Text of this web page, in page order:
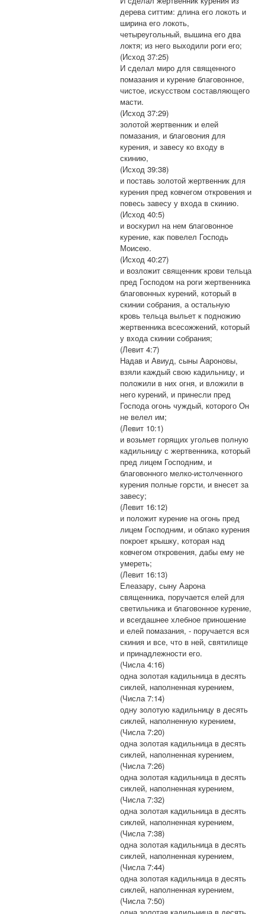
дерева ситтим: длина его локоть и
ширина его локоть,
четыреугольный, вышина его два
локтя; из него выходили роги его;
(Исход 37:25)
И сделал миро для священного
помазания и курение благовонное,
чистое, искусством составляющего
масти.
(Исход 37:29)
золотой жертвенник и елей
помазания, и благовония для
курения, и завесу ко входу в
скинию,
(Исход 39:38)
и поставь золотой жертвенник для
курения пред ковчегом откровения и
повесь завесу у входа в скинию.
(Исход 40:5)
и воскурил на нем благовонное
курение, как повелел Господь
Моисею.
(Исход 40:27)
и возложит священник крови тельца
пред Господом на роги жертвенника
благовонных курений, который в
скинии собрания, а остальную
кровь тельца выльет к подножию
жертвенника всесожжений, который
у входа скинии собрания;
(Левит 4:7)
Надав и Авиуд, сыны Аароновы,
взяли каждый свою кадильницу, и
положили в них огня, и вложили в
него курений, и принесли пред
Господа огонь чуждый, которого Он
не велел им;
(Левит 10:1)
и возьмет горящих угольев полную
кадильницу с жертвенника, который
пред лицем Господним, и
благовонного мелко-истолченного
курения полные горсти, и внесет за
завесу;
(Левит 16:12)
и положит курение на огонь пред
лицем Господним, и облако курения
покроет крышку, которая над
ковчегом откровения, дабы ему не
умереть;
(Левит 16:13)
Елеазару, сыну Аарона
священника, поручается елей для
светильника и благовонное курение,
и всегдашнее хлебное приношение
и елей помазания, - поручается вся
скиния и все, что в ней, святилище
и принадлежности его.
(Числа 4:16)
одна золотая кадильница в десять
сиклей, наполненная курением,
(Числа 7:14)
одну золотую кадильницу в десять
сиклей, наполненную курением,
(Числа 7:20)
одна золотая кадильница в десять
сиклей, наполненная курением,
(Числа 7:26)
одна золотая кадильница в десять
сиклей, наполненная курением,
(Числа 7:32)
одна золотая кадильница в десять
сиклей, наполненная курением,
(Числа 7:38)
одна золотая кадильница в десять
сиклей, наполненная курением,
(Числа 7:44)
одна золотая кадильница в десять
сиклей, наполненная курением,
(Числа 7:50)